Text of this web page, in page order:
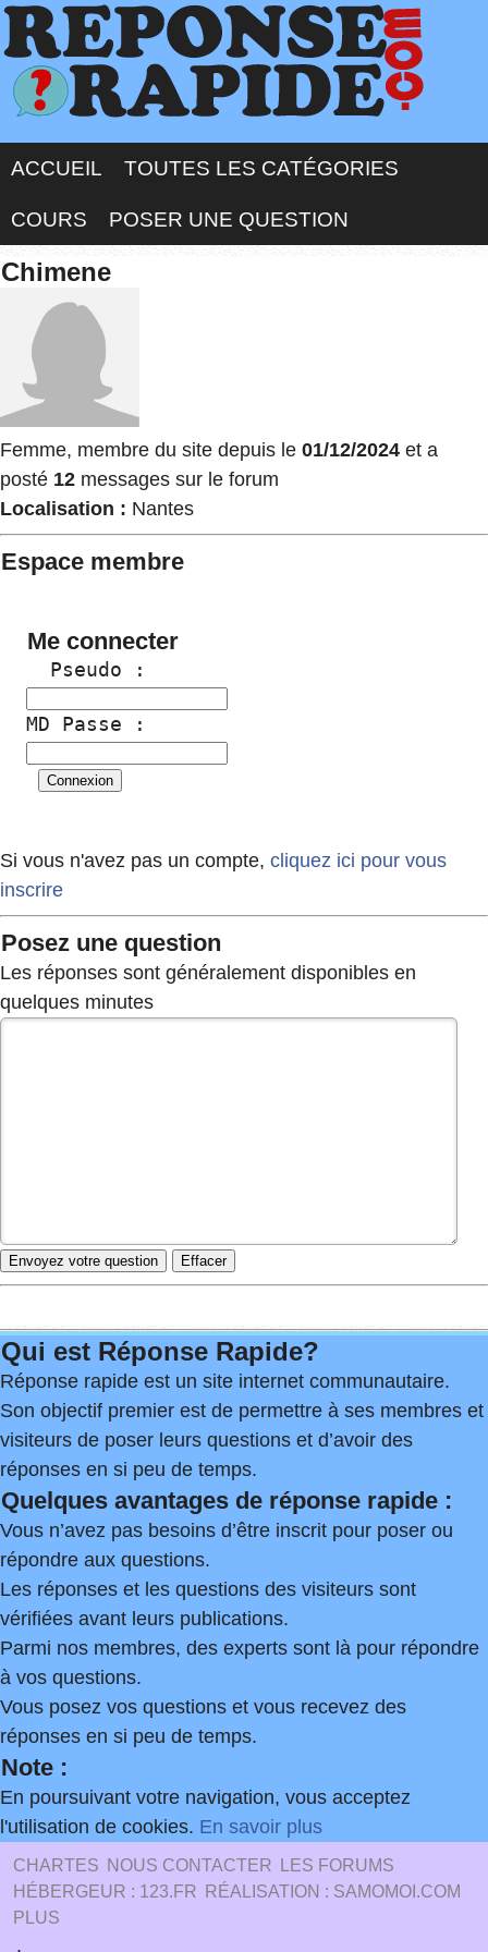
ACCUEIL TOUTES LES CATÉGORIES
COURS POSER UNE QUESTION
Chimene
Femme, membre du site depuis le 01/12/2024 et a
posté 12 messages sur le forum
Localisation : Nantes
Espace membre
Me connecter
  Pseudo :
MD Passe :
Si vous n'avez pas un compte, cliquez ici pour vous
inscrire
Posez une question
Les réponses sont généralement disponibles en
quelques minutes
Qui est Réponse Rapide?
Réponse rapide est un site internet communautaire.
Son objectif premier est de permettre à ses membres et
visiteurs de poser leurs questions et d’avoir des
réponses en si peu de temps.
Quelques avantages de réponse rapide :
Vous n’avez pas besoins d’être inscrit pour poser ou
répondre aux questions.
Les réponses et les questions des visiteurs sont
vérifiées avant leurs publications.
Parmi nos membres, des experts sont là pour répondre
à vos questions.
Vous posez vos questions et vous recevez des
réponses en si peu de temps.
Note :
En poursuivant votre navigation, vous acceptez
l'utilisation de cookies. En savoir plus
CHARTES NOUS CONTACTER
LES FORUMS
HÉBERGEUR : 123.FR
RÉALISATION : SAMOMOI.COM
PLUS
.